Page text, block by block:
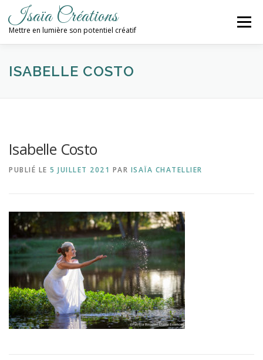
contenu
Isaïa Créations
Mettre en lumière son potentiel créatif
Menu
ACCUEIL MES CRÉATIONS
CONTACT / NEWSLETTER
ISABELLE COSTO
Isabelle Costo
PUBLIÉ LE 5 JUILLET 2021 PAR ISAÏA CHATELLIER